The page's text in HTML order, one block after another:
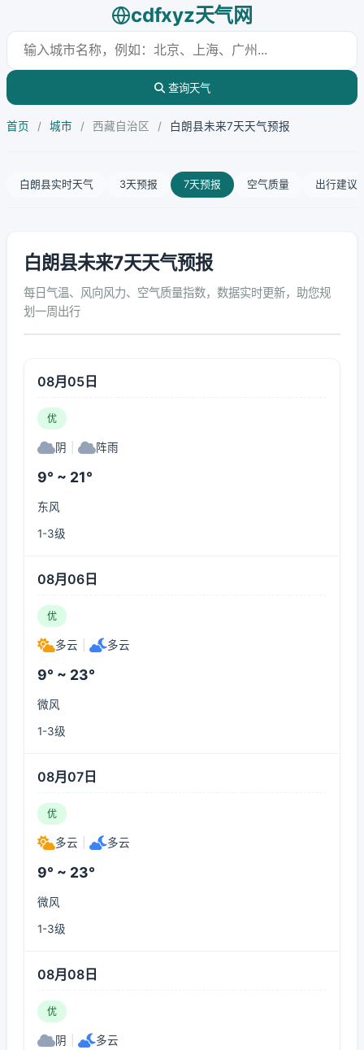
cdfxyz天气网
查询天气
首页 / 城市 / 西藏自治区 / 白朗县未来7天天气预报
白朗县实时天气 3天预报 7天预报 空气质量 出行建议
白朗县未来7天天气预报
每日气温、风向风力、空气质量指数，数据实时更新，助您规
划一周出行
08月05日
优
阴 阵雨
9° ~ 21°
东风
1-3级
08月06日
优
多云 多云
9° ~ 23°
微风
1-3级
08月07日
优
多云 多云
9° ~ 23°
微风
1-3级
08月08日
优
阴 多云